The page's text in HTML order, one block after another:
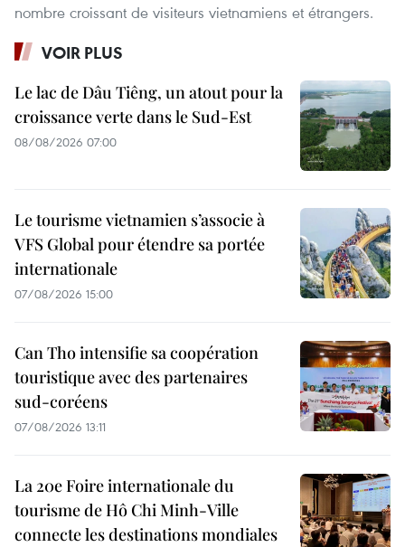
nombre croissant de visiteurs vietnamiens et étrangers.
VOIR PLUS
Le lac de Dâu Tiêng, un atout pour la
croissance verte dans le Sud-Est
08/08/2026 07:00
Le tourisme vietnamien s’associe à
VFS Global pour étendre sa portée
internationale
07/08/2026 15:00
Can Tho intensifie sa coopération
touristique avec des partenaires
sud-coréens
07/08/2026 13:11
La 20e Foire internationale du
tourisme de Hô Chi Minh-Ville
connecte les destinations mondiales